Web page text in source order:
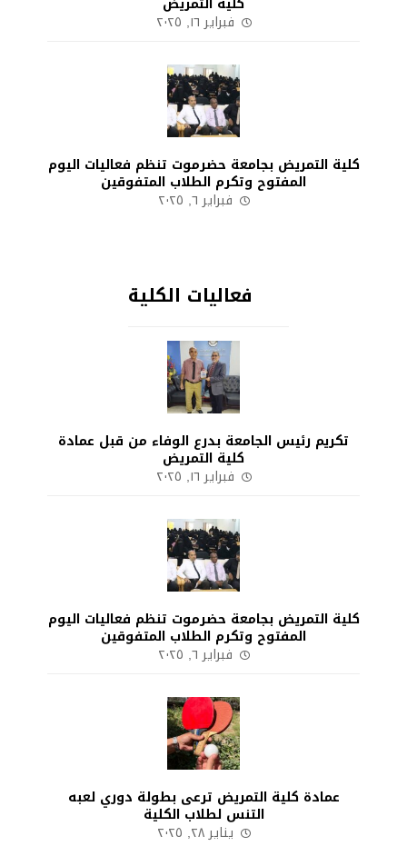
فبراير ١٦, ٢٠٢٥
كلية التمريض بجامعة حضرموت تنظم فعاليات اليوم
المفتوح وتكرم الطلاب المتفوقين
فبراير ٦, ٢٠٢٥
فعاليات الكلية
تكريم رئيس الجامعة بدرع الوفاء من قبل عمادة
كلية التمريض
فبراير ١٦, ٢٠٢٥
كلية التمريض بجامعة حضرموت تنظم فعاليات اليوم
المفتوح وتكرم الطلاب المتفوقين
فبراير ٦, ٢٠٢٥
عمادة كلية التمريض ترعى بطولة دوري لعبه
التنس لطلاب الكلية
يناير ٢٨, ٢٠٢٥